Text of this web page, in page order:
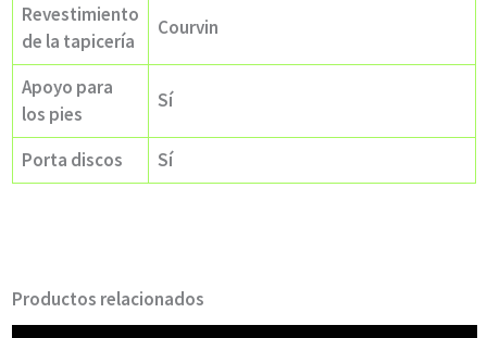
Revestimiento
de la tapicería
Courvin
Apoyo para
los pies
Sí
Porta discos Sí
Productos relacionados